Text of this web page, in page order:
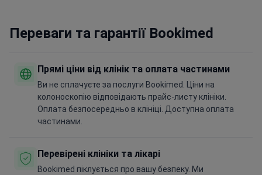
Переваги та гарантії Bookimed
Прямі ціни від клінік та оплата частинами
Ви не сплачуєте за послуги Bookimed. Ціни на
колоноскопію відповідають прайс-листу клініки.
Оплата безпосередньо в клініці. Доступна оплата
частинами.
Перевірені клініки та лікарі
Bookimed піклується про вашу безпеку. Ми